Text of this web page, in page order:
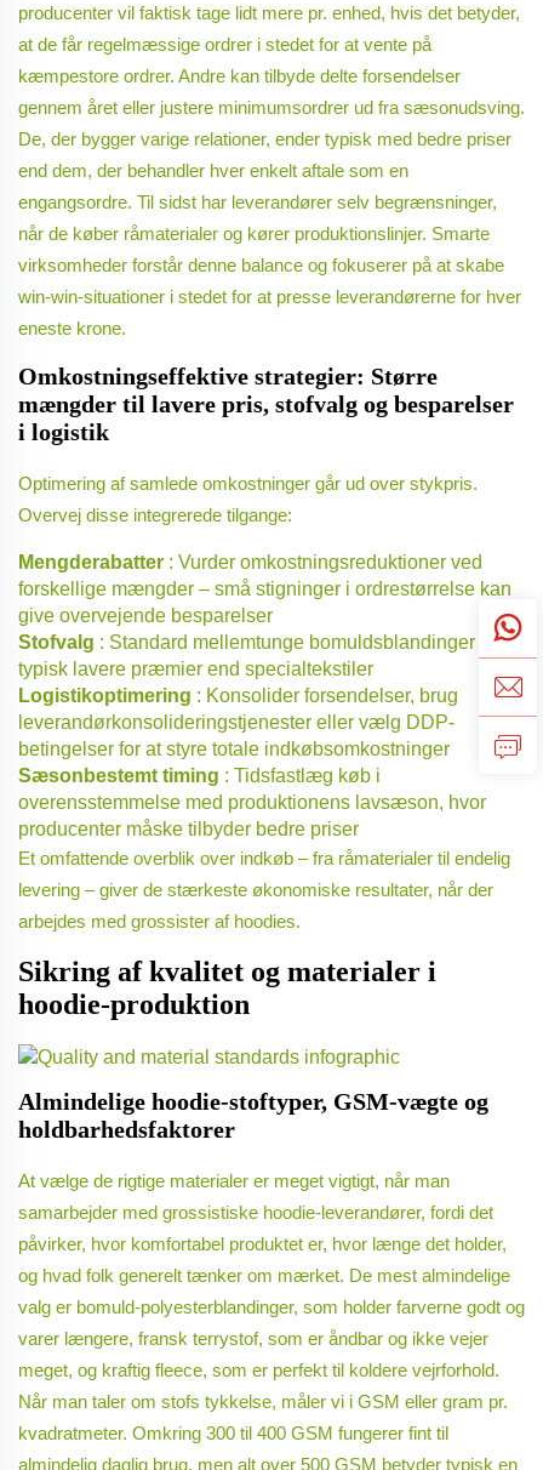
producenter vil faktisk tage lidt mere pr. enhed, hvis det betyder,
at de får regelmæssige ordrer i stedet for at vente på
kæmpestore ordrer. Andre kan tilbyde delte forsendelser
gennem året eller justere minimumsordrer ud fra sæsonudsving.
De, der bygger varige relationer, ender typisk med bedre priser
end dem, der behandler hver enkelt aftale som en
engangsordre. Til sidst har leverandører selv begrænsninger,
når de køber råmaterialer og kører produktionslinjer. Smarte
virksomheder forstår denne balance og fokuserer på at skabe
win-win-situationer i stedet for at presse leverandørerne for hver
eneste krone.
Omkostningseffektive strategier: Større
mængder til lavere pris, stofvalg og besparelser
i logistik
Optimering af samlede omkostninger går ud over stykpris.
Overvej disse integrerede tilgange:
Mengderabatter : Vurder omkostningsreduktioner ved
forskellige mængder – små stigninger i ordrestørrelse kan
give overvejende besparelser
Stofvalg : Standard mellemtunge bomuldsblandinger har
typisk lavere præmier end specialtekstiler
Logistikoptimering : Konsolider forsendelser, brug
leverandørkonsolideringstjenester eller vælg DDP-
betingelser for at styre totale indkøbsomkostninger
Sæsonbestemt timing : Tidsfastlæg køb i
overensstemmelse med produktionens lavsæson, hvor
producenter måske tilbyder bedre priser
Et omfattende overblik over indkøb – fra råmaterialer til endelig
levering – giver de stærkeste økonomiske resultater, når der
arbejdes med grossister af hoodies.
Sikring af kvalitet og materialer i
hoodie-produktion
Almindelige hoodie-stoftyper, GSM-vægte og
holdbarhedsfaktorer
At vælge de rigtige materialer er meget vigtigt, når man
samarbejder med grossistiske hoodie-leverandører, fordi det
påvirker, hvor komfortabel produktet er, hvor længe det holder,
og hvad folk generelt tænker om mærket. De mest almindelige
valg er bomuld-polyesterblandinger, som holder farverne godt og
varer længere, fransk terrystof, som er åndbar og ikke vejer
meget, og kraftig fleece, som er perfekt til koldere vejrforhold.
Når man taler om stofs tykkelse, måler vi i GSM eller gram pr.
kvadratmeter. Omkring 300 til 400 GSM fungerer fint til
almindelig daglig brug, men alt over 500 GSM betyder typisk en